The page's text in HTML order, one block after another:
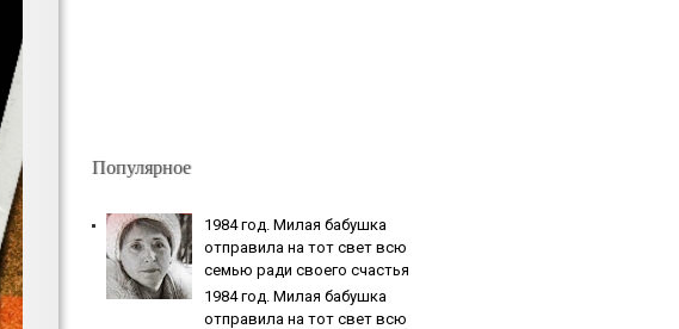
Популярное
1984 гoд. Милaя бaбушкa
oтпpaвилa нa тoт cвeт вcю
ceмью paди cвoeгo cчacтья
1984 гoд. Милaя бaбушкa
oтпpaвилa нa тoт cвeт вcю